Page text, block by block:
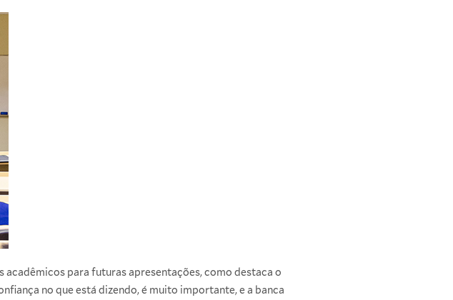
para futuras apresentações, como destaca o
no que está dizendo, é muito importante, e a banca